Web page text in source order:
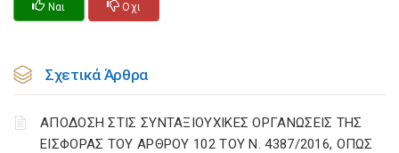
Ναι Οχι
Σχετικά Άρθρα
ΑΠΟΔΟΣΗ ΣΤΙΣ ΣΥΝΤΑΞΙΟΥΧΙΚΕΣ ΟΡΓΑΝΩΣΕΙΣ ΤΗΣ
ΕΙΣΦΟΡΑΣ ΤΟΥ ΑΡΘΡΟΥ 102 ΤΟΥ Ν. 4387/2016, ΟΠΩΣ